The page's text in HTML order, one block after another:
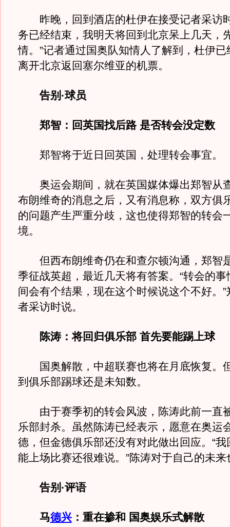
昨晚，回到酒店的杜伊在接受记者采访
务已经结束，我明天将回到北京呆上几天，
情。”记者通过国奥队知情人了解到，杜伊
离开北京返回塞尔维亚的机票。
告别·球员
郑智：回英国找后路 是否转会没定数
郑智将于近日回英国，处理转会事宜。
奥运会期间，就在英国媒体爆出郑智从
布朗维奇的消息之后，又有消息称，双方俱
的问题产生严重分歧，这也使得郑智的转会
境。
但西布朗维奇仍在和查尔顿沟通，郑智
季征战英超，最近几天将有答案。“转会的
间会有个结果，现在这个时候说这个不好。
者采访时说。
陈涛：将回归俱乐部 首先要能踢上球
国奥解散，中超联赛也将在月底恢复。
到俱乐部踢球还是未知数。
由于赛季初的转会风波，陈涛此前一直
乐部封杀。虽然陈涛已经表示，愿意在奥运
德，但金德俱乐部还没有对此做出回应。“
能上场比赛还很难说。”陈涛对于自己的未来
告别·评语
马德兴：重在掺和 国奥娱乐式解散